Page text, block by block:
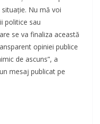
Nu mă voi
politice sau
se va finaliza această
opiniei publice
de ascuns”, a
mesaj publicat pe